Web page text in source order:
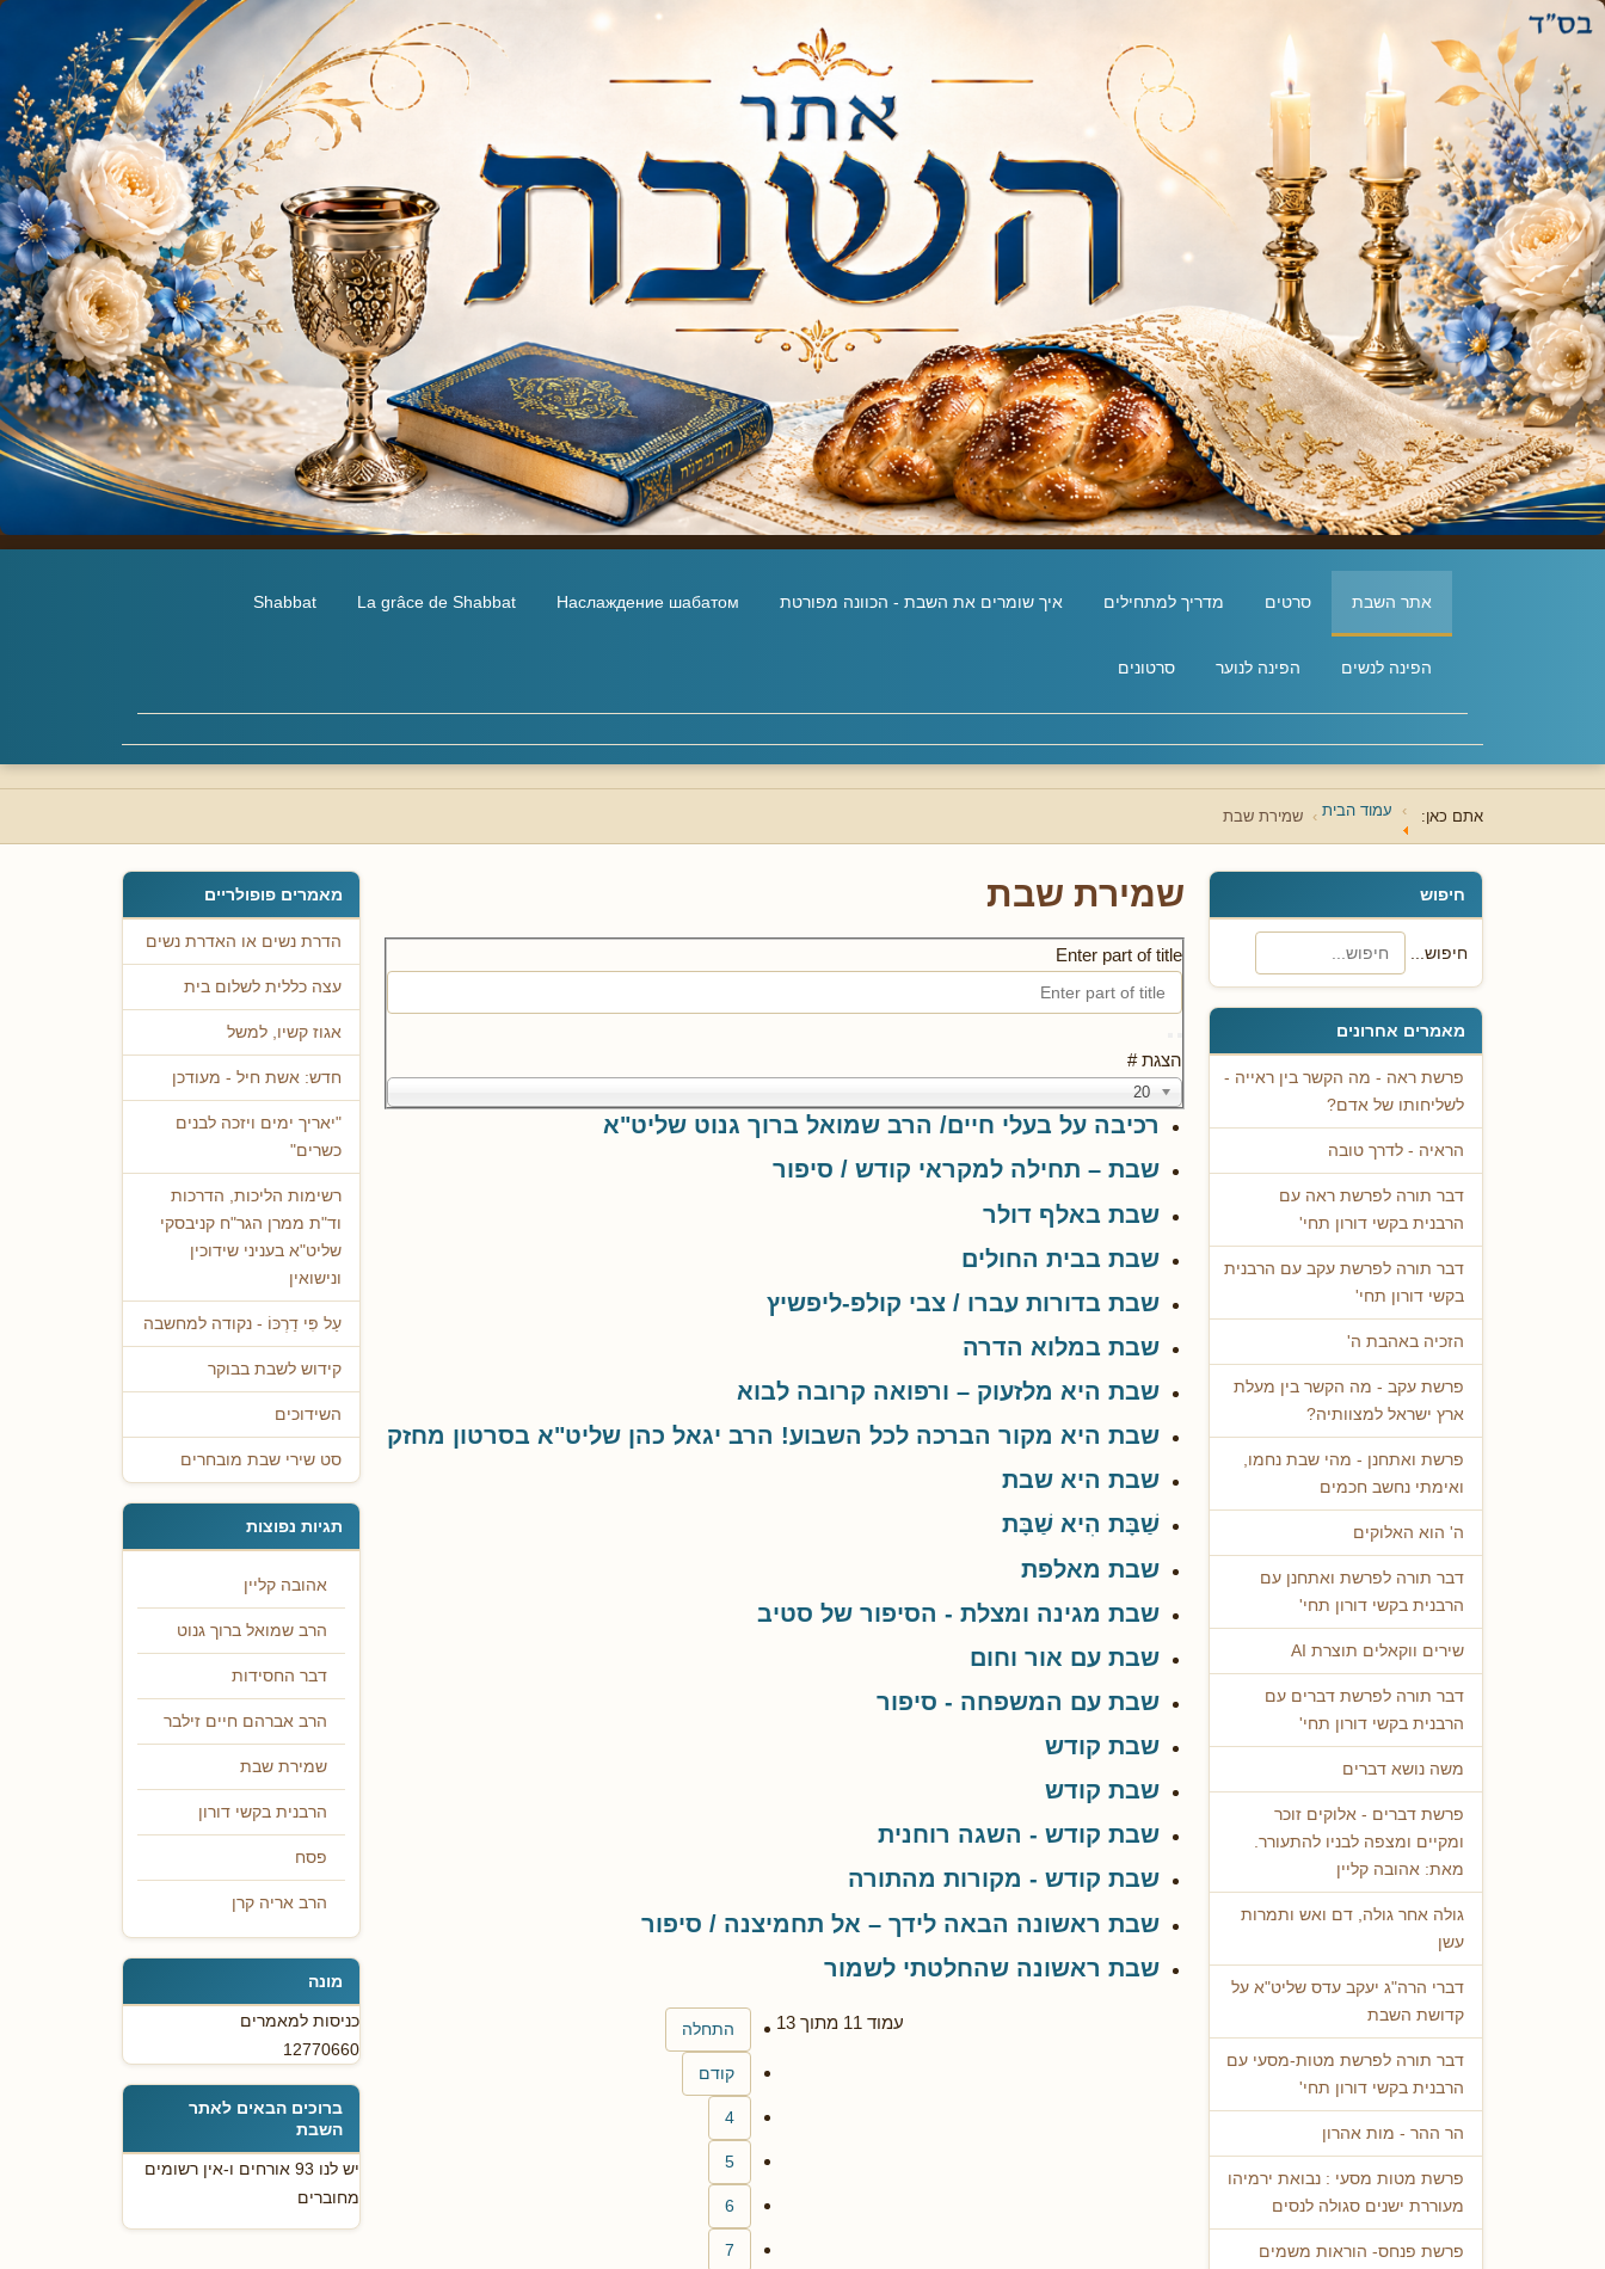
אתר השבת סרטים מדריך למתחילים איך שומרים את השבת - הכוונה מפורטת Наслаждение шабатом
La grâce de Shabbat
Shabbat
הפינה לנשים הפינה לנוער סרטונים
אתם כאן: עמוד הבית שמירת שבת
חיפוש
חיפוש...
מאמרים אחרונים
פרשת ראה - מה הקשר בין ראייה -
לשליחותו של אדם?
הראיה - לדרך טובה
דבר תורה לפרשת ראה עם
הרבנית בקשי דורון תחי'
דבר תורה לפרשת עקב עם הרבנית
בקשי דורון תחי'
הזכיה באהבת ה'
פרשת עקב - מה הקשר בין מעלת
ארץ ישראל למצוותיה?
פרשת ואתחנן - מהי שבת נחמו,
ואימתי נחשב חכמים
ה' הוא האלוקים
דבר תורה לפרשת ואתחנן עם
הרבנית בקשי דורון תחי'
שירים ווקאלים תוצרת AI
דבר תורה לפרשת דברים עם
הרבנית בקשי דורון תחי'
משה נושא דברים
פרשת דברים - אלוקים זוכר
ומקיים ומצפה לבניו להתעורר.
מאת: אהובה קליין
גולה אחר גולה, דם ואש ותמרות
עשן
דברי הרה"ג יעקב עדס שליט"א על
קדושת השבת
דבר תורה לפרשת מטות-מסעי עם
הרבנית בקשי דורון תחי'
הר ההר - מות אהרון
פרשת מטות מסעי : נבואת ירמיהו
מעוררת ישנים סגולה לנסים
פרשת פנחס- הוראות משמים
שמירת שבת
Enter part of title
הצגת #
20
רכיבה על בעלי חיים/ הרב שמואל ברוך גנוט שליט"א
שבת – תחילה למקראי קודש / סיפור
שבת באלף דולר
שבת בבית החולים
שבת בדורות עברו / צבי קולפ-ליפשיץ
שבת במלוא הדרה
שבת היא מלזעוק – ורפואה קרובה לבוא
שבת היא מקור הברכה לכל השבוע! הרב יגאל כהן שליט"א בסרטון מחזק
שבת היא שבת
שַׁבָּת הִיא שַׁבָּת
שבת מאלפת
שבת מגינה ומצלת - הסיפור של סטיב
שבת עם אור וחום
שבת עם המשפחה - סיפור
שבת קודש
שבת קודש
שבת קודש - השגה רוחנית
שבת קודש - מקורות מהתורה
שבת ראשונה הבאה לידך – אל תחמיצנה / סיפור
שבת ראשונה שהחלטתי לשמור
עמוד 11 מתוך 13 התחלה
קודם
4
5
6
7
מאמרים פופולריים
הדרת נשים או האדרת נשים
עצה כללית לשלום בית
אגוז קשיו, למשל
חדש: אשת חיל - מעודכן
"יאריך ימים ויזכה לבנים
כשרים"
רשימות הליכות, הדרכות
וד"ת ממרן הגר"ח קניבסקי
שליט"א בעניני שידוכין
ונישואין
עַל פִּי דַרְכּוֹ - נקודה למחשבה
קידוש לשבת בבוקר
השידוכים
סט שירי שבת מובחרים
תגיות נפוצות
אהובה קליין
הרב שמואל ברוך גנוט
דבר החסידות
הרב אברהם חיים זילבר
שמירת שבת
הרבנית בקשי דורון
פסח
הרב אריה קרן
מונה
כניסות למאמרים
12770660
ברוכים הבאים לאתר
השבת
יש לנו 93 אורחים ו-אין רשומים
מחוברים